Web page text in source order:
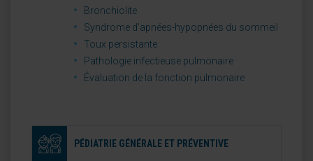
Bronchiolite
Syndrome d’apnées-hypopnées du sommeil
Toux persistante
Pathologie infectieuse pulmonaire
Évaluation de la fonction pulmonaire
PÉDIATRIE GÉNÉRALE ET PRÉVENTIVE